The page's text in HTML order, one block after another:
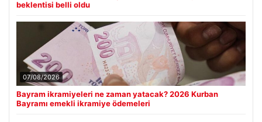
beklentisi belli oldu
07/08/2026
Bayram ikramiyeleri ne zaman yatacak? 2026 Kurban
Bayramı emekli ikramiye ödemeleri